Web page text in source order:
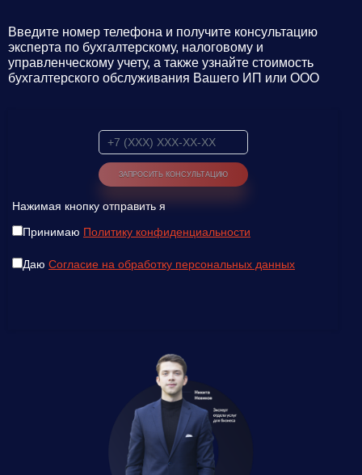
Введите номер телефона и получите консультацию
эксперта по бухгалтерскому, налоговому и
управленческому учету, а также узнайте стоимость
бухгалтерского обслуживания Вашего ИП или ООО
Нажимая кнопку отправить я
Принимаю Политику конфиденциальности
Даю Согласие на обработку персональных данных
Введите ваш номер телефона и мы вам
Нажимая кнопку отправить я
Политику конфиденциальности